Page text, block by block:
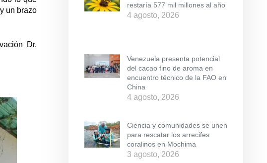
un brazo
Dr.
restaría 577 mil millones al año
4 agosto, 2026
Venezuela presenta potencial
del cacao fino de aroma en
encuentro técnico de la FAO en
China
4 agosto, 2026
Ciencia y comunidades se unen
para rescatar los arrecifes
coralinos en Mochima
3 agosto, 2026